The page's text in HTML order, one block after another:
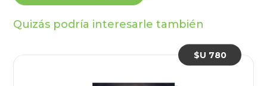
Quizás podría interesarle también
$U 780